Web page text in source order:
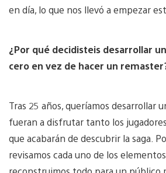
en día, lo que nos llevó a empezar
¿Por qué decidisteis desarrollar
cero en vez de hacer un
Tras 25 años, queríamos desarrollar
fueran a disfrutar tanto los
que acabarán de descubrir la saga.
revisamos cada uno de los